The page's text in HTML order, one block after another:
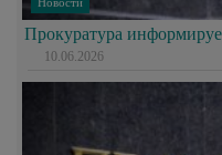
Прокуратура
10.06.2026